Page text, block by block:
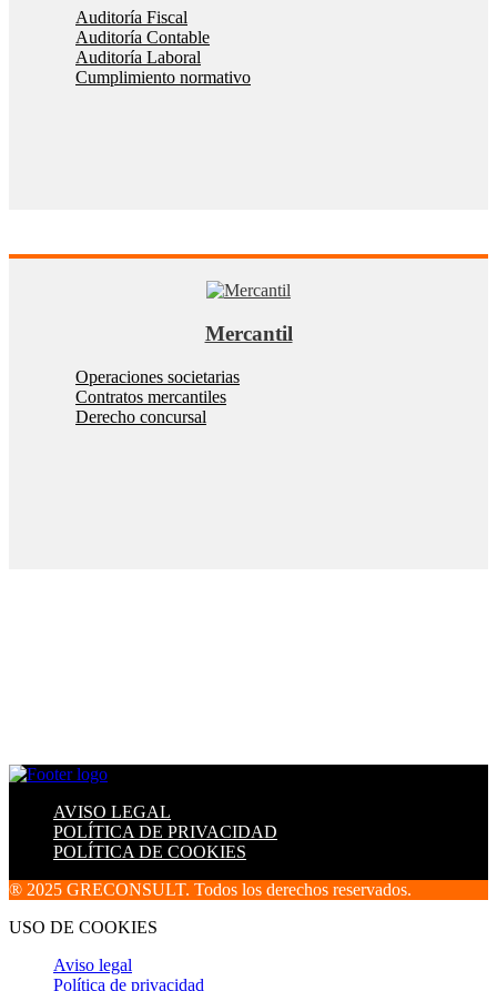
Auditoría Fiscal
Auditoría Contable
Auditoría Laboral
Cumplimiento normativo
Mercantil
Operaciones societarias
Contratos mercantiles
Derecho concursal
AVISO LEGAL
POLÍTICA DE PRIVACIDAD
POLÍTICA DE COOKIES
® 2025 GRECONSULT. Todos los derechos reservados.
USO DE COOKIES
Aviso legal
Política de privacidad